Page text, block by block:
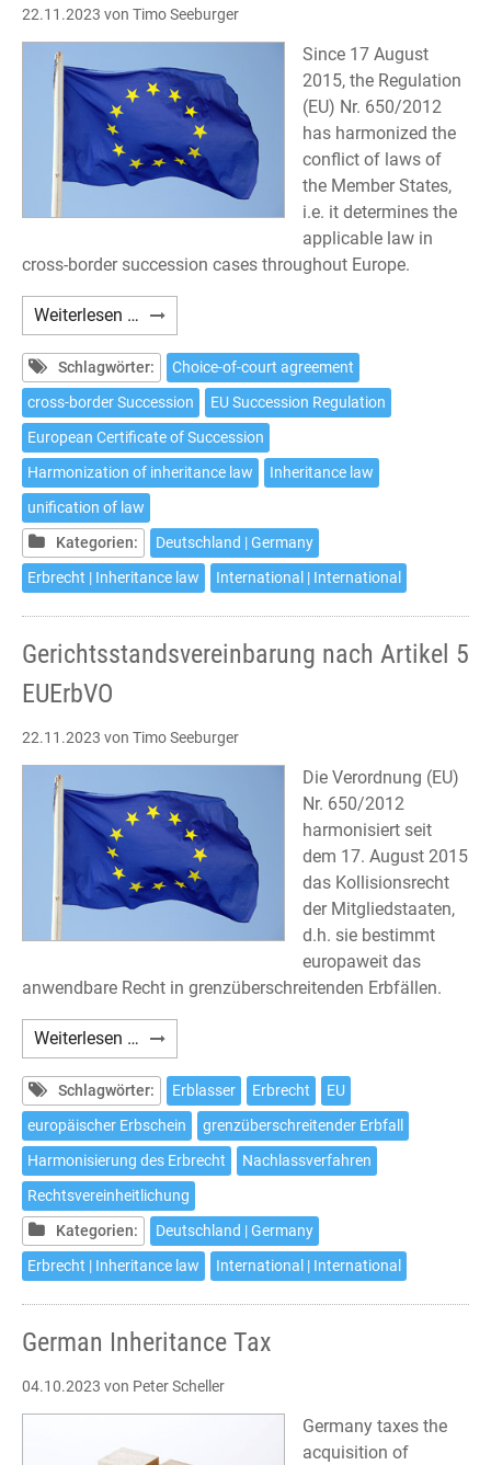
22.11.2023 von Timo Seeburger
Since 17 August
2015, the Regulation
(EU) Nr. 650/2012
has harmonized the
conflict of laws of
the Member States,
i.e. it determines the
applicable law in
cross-border succession cases throughout Europe.
Weiterlesen … Choice
of
court
agreement
pursuant
to
Article
5
EU
Succession
Regulation
Schlagwörter:
Choice-of-court agreement
cross-border Succession
EU Succession Regulation
European Certificate of Succession
Harmonization of inheritance law
Inheritance law
unification of law
Kategorien:
Deutschland | Germany
Erbrecht | Inheritance law
International | International
Gerichtsstandsvereinbarung nach Artikel 5
EUErbVO
22.11.2023 von Timo Seeburger
Die Verordnung (EU)
Nr. 650/2012
harmonisiert seit
dem 17. August 2015
das Kollisionsrecht
der Mitgliedstaaten,
d.h. sie bestimmt
europaweit das
anwendbare Recht in grenzüberschreitenden Erbfällen.
Weiterlesen … Gerichtsstandsvereinbarung
nach
Artikel
5
EUErbVO
Schlagwörter: Erblasser Erbrecht
EU
europäischer Erbschein
grenzüberschreitender Erbfall
Harmonisierung des Erbrecht
Nachlassverfahren
Rechtsvereinheitlichung
Kategorien:
Deutschland | Germany
Erbrecht | Inheritance law
International | International
German Inheritance Tax
04.10.2023 von Peter Scheller
Germany taxes the
acquisition of